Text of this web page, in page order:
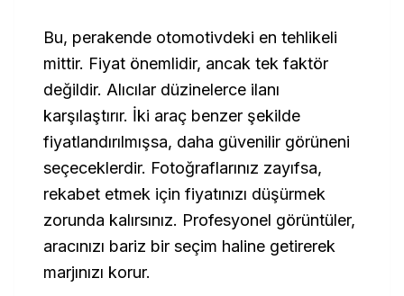
Bu, perakende otomotivdeki en tehlikeli
mittir. Fiyat önemlidir, ancak tek faktör
değildir. Alıcılar düzinelerce ilanı
karşılaştırır. İki araç benzer şekilde
fiyatlandırılmışsa, daha güvenilir görüneni
seçeceklerdir. Fotoğraflarınız zayıfsa,
rekabet etmek için fiyatınızı düşürmek
zorunda kalırsınız. Profesyonel görüntüler,
aracınızı bariz bir seçim haline getirerek
marjınızı korur.